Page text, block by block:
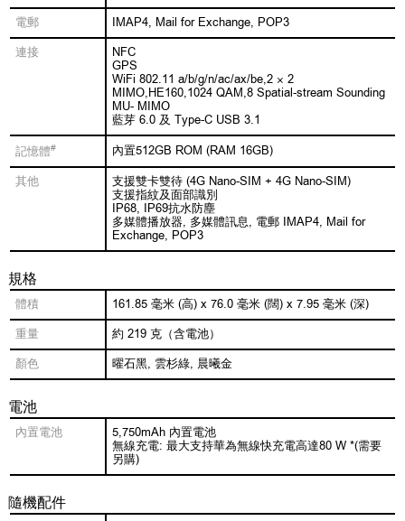
電郵 IMAP4, Mail for Exchange, POP3
連接
NFC
GPS
WiFi 802.11 a/b/g/n/ac/ax/be,2 × 2
MIMO,HE160,1024 QAM,8 Spatial-stream Sounding
MU- MIMO
藍芽 6.0 及 Type-C USB 3.1
記憶體# 內置512GB ROM (RAM 16GB)
其他
支援雙卡雙待 (4G Nano-SIM + 4G Nano-SIM)
支援指紋及面部識別
IP68, IP69抗水防塵
多媒體播放器, 多媒體訊息, 電郵 IMAP4, Mail for
Exchange, POP3
規格
體積 161.85 毫米 (高) x 76.0 毫米 (闊) x 7.95 毫米 (深)
重量 約 219 克（含電池）
顏色 曜石黑, 雲杉綠, 晨曦金
電池
內置電池
5,750mAh 內置電池
無線充電: 最大支持華為無線快充電高達80 W *(需要
另購)
隨機配件